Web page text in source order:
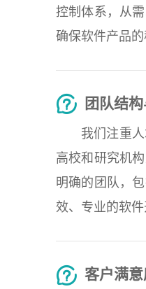
控制体系，从
确保软件产品的
团队结
我们注重
高校和研究机
明确的团队，
效、专业的软
客户满